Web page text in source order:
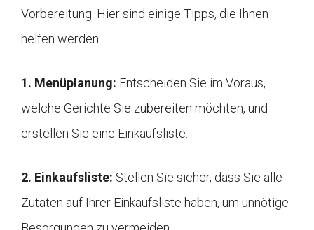
Vorbereitung. Hier sind einige Tipps, die Ihnen
helfen werden:
1. Menüplanung: Entscheiden Sie im Voraus,
welche Gerichte Sie zubereiten möchten, und
erstellen Sie eine Einkaufsliste.
2. Einkaufsliste: Stellen Sie sicher, dass Sie alle
Zutaten auf Ihrer Einkaufsliste haben, um unnötige